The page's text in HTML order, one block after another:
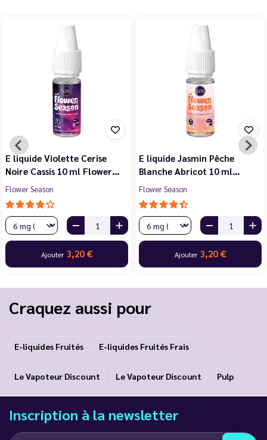
E liquide Violette Cerise
Noire Cassis 10 ml Flower…
Flower Season
Ajouter 3,20 €
E liquide Jasmin Pêche
Blanche Abricot 10 ml…
Flower Season
Ajouter 3,20 €
Craquez aussi pour
E-liquides Fruités E-liquides Fruités Frais
Le Vapoteur Discount Le Vapoteur Discount Pulp
Inscription à la newsletter